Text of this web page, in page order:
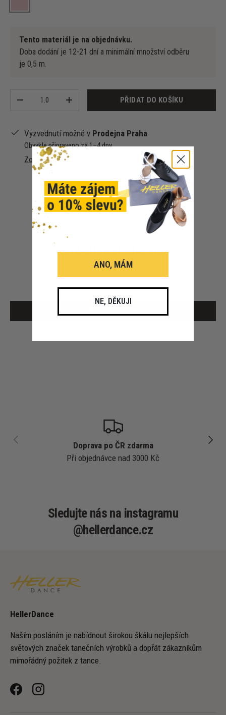
Hawaiian Pink
Tento materiál je na objednávku.
Doba dodání je 12-21 dní a minimální množství odběru
je 0,5 m.
+ PŘIDAT DO KOŠÍKU
Vyzvednutí možné v Prodejna Praha
Obvykle připraveno za 1–4 dny
Zobrazit informace o obchodu
Co říkají naši zákazníci
PŘEDCHOZÍ DALŠÍ
Doprava po ČR zdarma
Při objednávce nad 3000 Kč
Sledujte nás na instagramu
@hellerdance.cz
HellerDance
Naším posláním je nabídnout širokou škálu nejlepších
světových značek tanečních výrobků a dopřát zákazníkům
mimořádný požitek z tance.
FacebookInstagram
ANO, MÁM
NE, DĚKUJI